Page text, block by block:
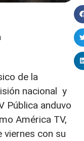
de la
nacional y
Pública anduvo
América TV,
viernes con su